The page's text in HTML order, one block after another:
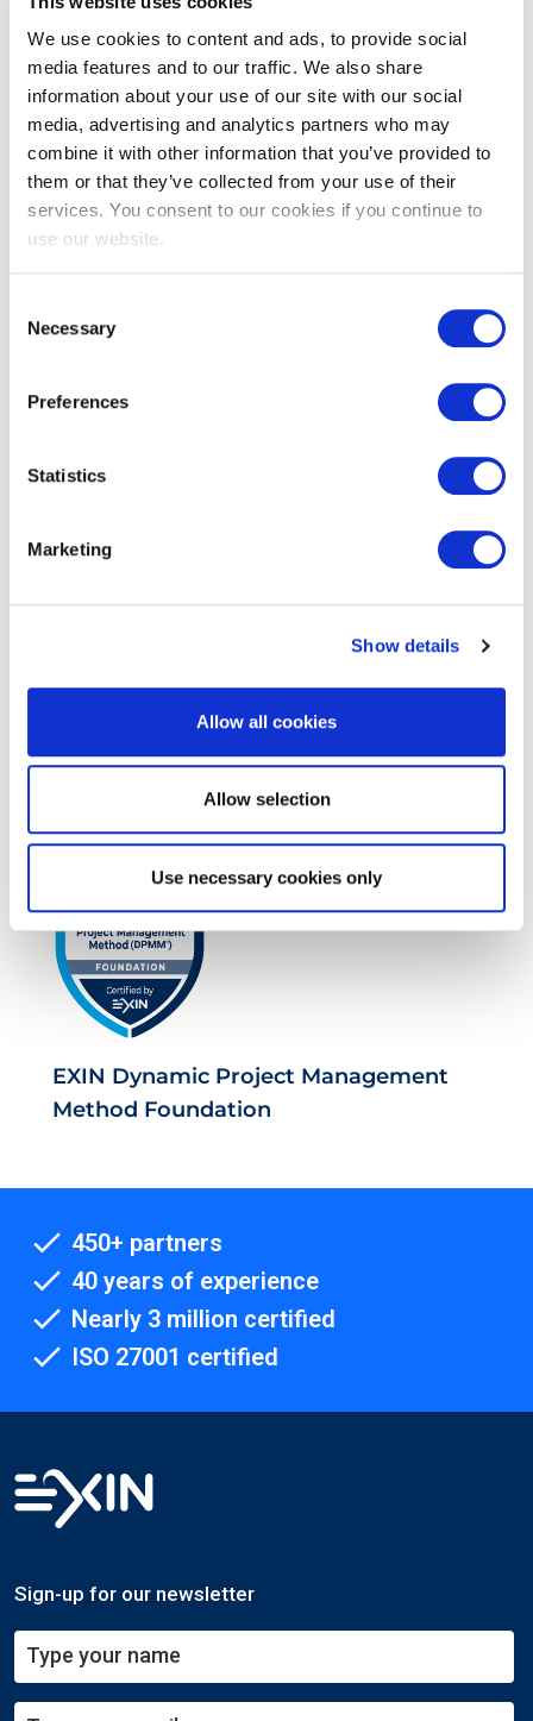
We use cookies to content and ads, to provide social
media features and to our traffic. We also share
information about your use of our site with our social
media, advertising and analytics partners who may
combine it with other information that you’ve provided to
them or that they’ve collected from your use of their
services. You consent to our cookies if you continue to
use our website.
Selection
Necessary
Preferences
Statistics
Marketing
Show details
Allow all cookies
Allow selection
Use necessary cookies only
EXIN Information Security Foundation
based on ISO/IEC 27001
Foundation
EXIN Privacy & Data Protection
EXIN Dynamic Project Management
Method Foundation
450+ partners
40 years of experience
Nearly 3 million certified
ISO 27001 certified
Sign-up for our newsletter